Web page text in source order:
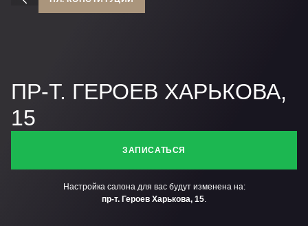
ПР-Т. ГЕРОЕВ ХАРЬКОВА,
15
ЗАПИСАТЬСЯ
Настройка салона для вас будут изменена на:
пр-т. Героев Харькова, 15.